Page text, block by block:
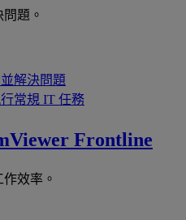
題。
解決問題
常規 IT 任務
Frontline
效率。